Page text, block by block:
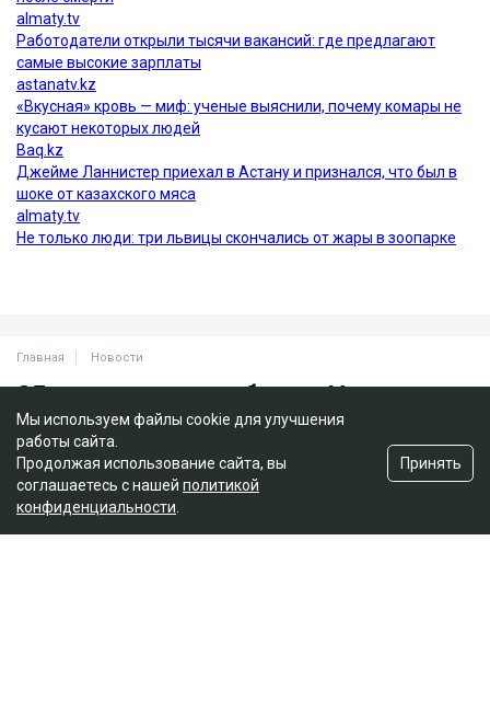
Мы используем файлы cookie для улучшения
работы сайта.
Продолжая использование сайта, вы
соглашаетесь с нашей политикой
конфиденциальности
Принять